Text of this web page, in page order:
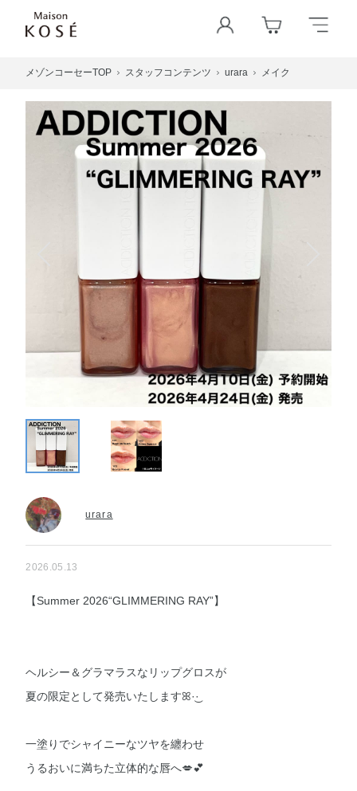
メゾンコーセーTOP スタッフコンテンツ urara メイク
urara
2026.05.13
【Summer 2026“GLIMMERING RAY”】
ヘルシー＆グラマラスなリップグロスが
夏の限定として発売いたしますꕤ︎︎·͜·
一塗りでシャイニーなツヤを纏わせ
うるおいに満ちた立体的な唇へ💋💕